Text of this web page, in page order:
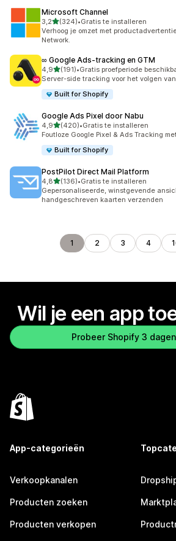
Microsoft Channel
3,2van 5 sterren
(324)
324 recensies in totaal
•Gratis te installeren
Verhoog je omzet met
Network.
∞ Google Ads‑tracking en GTM
4,9van 5 sterren
(191)
191 recensies in totaal
•Gratis proefperiode
Server-side tracking voor het volgen
Built for Shopify
Google Ads Pixel door Nabu
4,9van 5 sterren
(420)
420 recensies in totaal
•Gratis te installeren
Foutloze Google Pixel & Ads Tracking
Built for Shopify
PostPilot Direct Mail Platform
4,8van 5 sterren
(136)
136 recensies in totaal
•Gratis te installeren
Gepersonaliseerde, winstgevende
handgeschreven kaarten verzenden
1 2 3 4
Wil je een app
Probeer Shopify 3
App-categorieën
Verkoopkanalen
Producten zoeken
Producten verkopen